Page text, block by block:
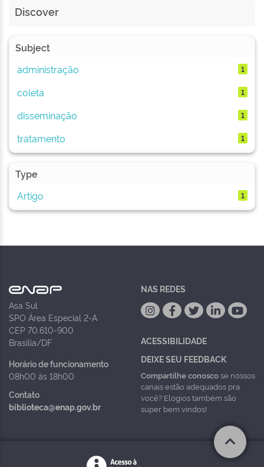
Discover
Subject
administração
1
coleta 1
disseminação 1
tratamento 1
Type
Artigo
1
Asa Sul
SPO Área Especial 2-A
CEP 70.610-900
Brasília/DF
Horário de funcionamento
08h00 às 18h00
Contato
biblioteca@enap.gov.br
NAS REDES
ACESSIBILIDADE
DEIXE SEU FEEDBACK
Compartilhe conoscose nossos
canais estão adequados pra
você? Elogios também são
super bem vindos!